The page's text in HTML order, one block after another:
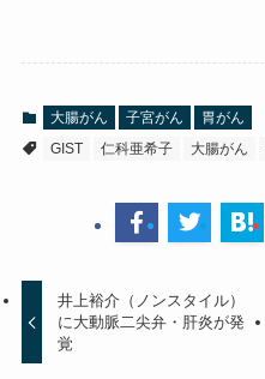
大腸がん 子宮がん
胃がん
GIST
仁科亜希子 大腸がん
井上裕介（ノンスタイル）
に大動脈二尖弁・肝炎が発
覚